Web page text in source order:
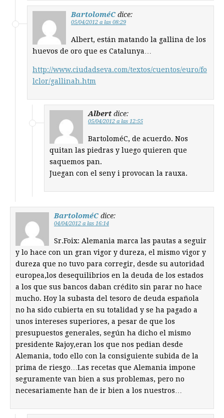
BartoloméC dice:
05/04/2012 a las 08:29
Albert, están matando la gallina de los
huevos de oro que es Catalunya…
http://www.ciudadseva.com/textos/cuentos/euro/fo
lclor/gallinah.htm
Albert dice:
05/04/2012 a las 12:55
BartoloméC, de acuerdo. Nos
quitan las piedras y luego quieren que
saquemos pan.
Juegan con el seny i provocan la rauxa.
BartoloméC dice:
04/04/2012 a las 16:14
Sr.Foix: Alemania marca las pautas a seguir
y lo hace con un gran vigor y dureza, el mismo vigor y
dureza que no tuvo para corregir, desde su autoridad
europea,los desequilibrios en la deuda de los estados
a los que sus bancos daban crédito sin parar no hace
mucho. Hoy la subasta del tesoro de deuda española
no ha sido cubierta en su totalidad y se ha pagado a
unos intereses superiores, a pesar de que los
presupuestos generales, según ha dicho el mismo
presidente Rajoy,eran los que nos pedian desde
Alemania, todo ello con la consiguiente subida de la
prima de riesgo…Las recetas que Alemania impone
seguramente van bien a sus problemas, pero no
necesariamente han de ir bien a los nuestros…